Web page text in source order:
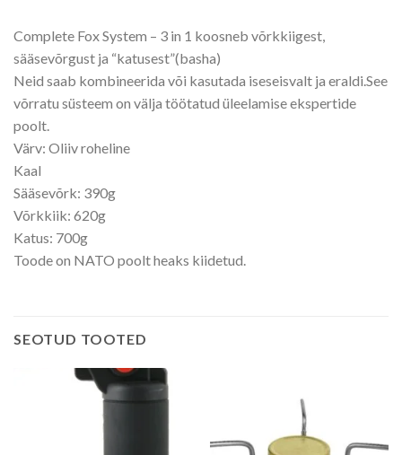
Complete Fox System – 3 in 1 koosneb võrkkiigest,
sääsevõrgust ja “katusest”(basha)
Neid saab kombineerida või kasutada iseseisvalt ja eraldi.See
võrratu süsteem on välja töötatud üleelamise ekspertide
poolt.
Värv: Oliiv roheline
Kaal
Sääsevõrk: 390g
Võrkkiik: 620g
Katus: 700g
Toode on NATO poolt heaks kiidetud.
SEOTUD TOOTED